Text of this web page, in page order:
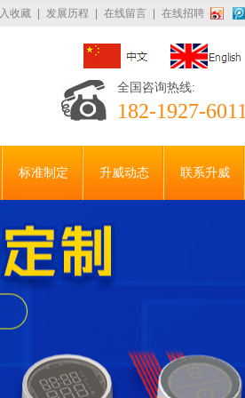
收藏 发展历程 在线留言 在线招聘
全国咨询热线:
182-1927-6011
标准制定 升威动态 联系升威